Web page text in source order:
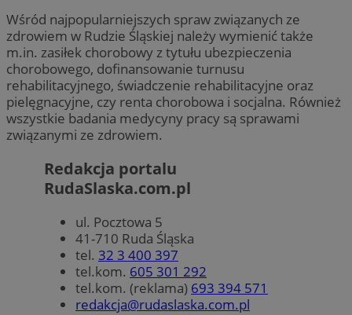
Wśród najpopularniejszych spraw związanych ze
zdrowiem w Rudzie Śląskiej należy wymienić także
m.in. zasiłek chorobowy z tytułu ubezpieczenia
chorobowego, dofinansowanie turnusu
rehabilitacyjnego, świadczenie rehabilitacyjne oraz
pielęgnacyjne, czy renta chorobowa i socjalna. Również
wszystkie badania medycyny pracy są sprawami
związanymi ze zdrowiem.
Redakcja portalu
RudaSlaska.com.pl
ul. Pocztowa 5
41-710 Ruda Śląska
tel. 32 3 400 397
tel.kom. 605 301 292
tel.kom. (reklama) 693 394 571
redakcja@rudaslaska.com.pl